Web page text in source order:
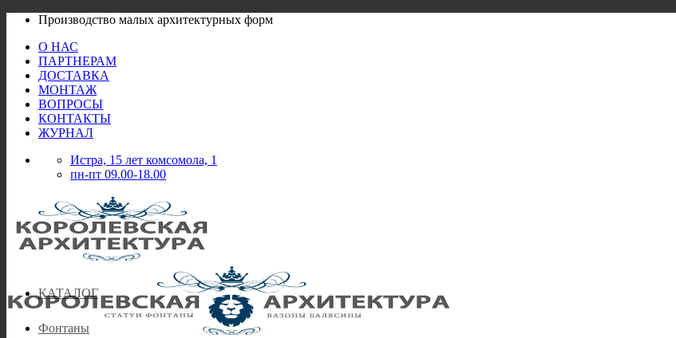
Skip
content
Производство малых архитектурных форм
О НАС
ПАРТНЕРАМ
ДОСТАВКА
МОНТАЖ
ВОПРОСЫ
КОНТАКТЫ
ЖУРНАЛ
Истра, 15 лет комсомола, 1
пн-пт 09.00-18.00
КАТАЛОГ
Фонтаны